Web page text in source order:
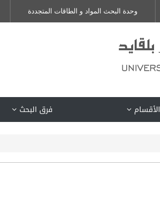
وحدة البحث المواد و الطاقات المتجددة
الأقسام فرق البحث